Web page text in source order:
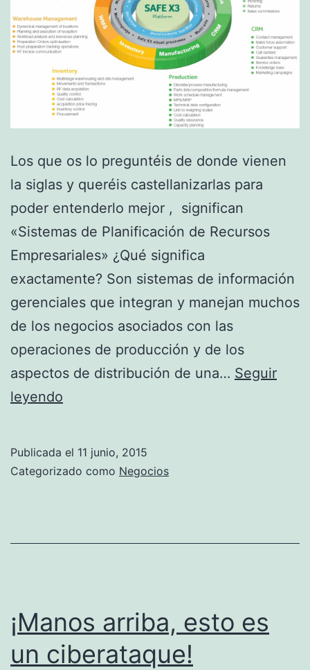
Los que os lo preguntéis de donde vienen
la siglas y queréis castellanizarlas para
poder entenderlo mejor , significan
«Sistemas de Planificación de Recursos
Empresariales» ¿Qué significa
exactamente? Son sistemas de información
gerenciales que integran y manejan muchos
de los negocios asociados con las
operaciones de producción y de los
aspectos de distribución de una… Seguir
leyendo
ERP
Publicada el 11 junio, 2015
Categorizado como Negocios
¡Manos arriba, esto es
un ciberataque!